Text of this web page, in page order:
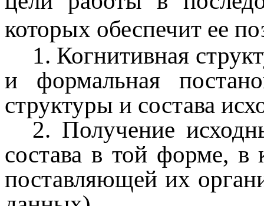
которых обеспечит ее
1. Когнитивная
и формальная
структуры и состава
2. Получение
состава в той форме, в
поставляющей их